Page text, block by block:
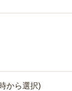
から選択)